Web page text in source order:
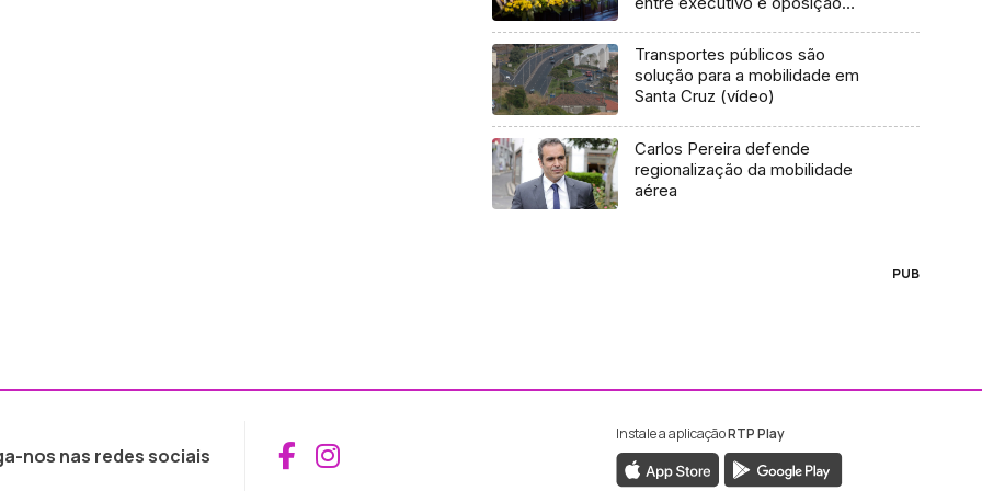
Transportes públicos são
solução para a mobilidade em
Santa Cruz (vídeo)
Carlos Pereira defende
regionalização da mobilidade
aérea
PUB
nos nas redes sociais Aceder ao Facebook da RTP Madeira
Aceder ao Instagram da RTP Madeira
Instale a aplicaçãoRTP Play